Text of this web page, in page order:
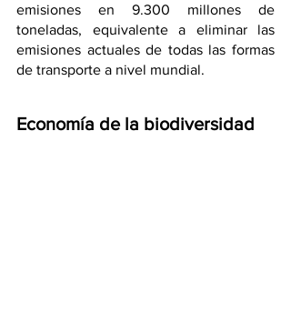
emisiones en 9.300 millones de
toneladas, equivalente a eliminar las
emisiones actuales de todas las formas
de transporte a nivel mundial.
Economía de la biodiversidad